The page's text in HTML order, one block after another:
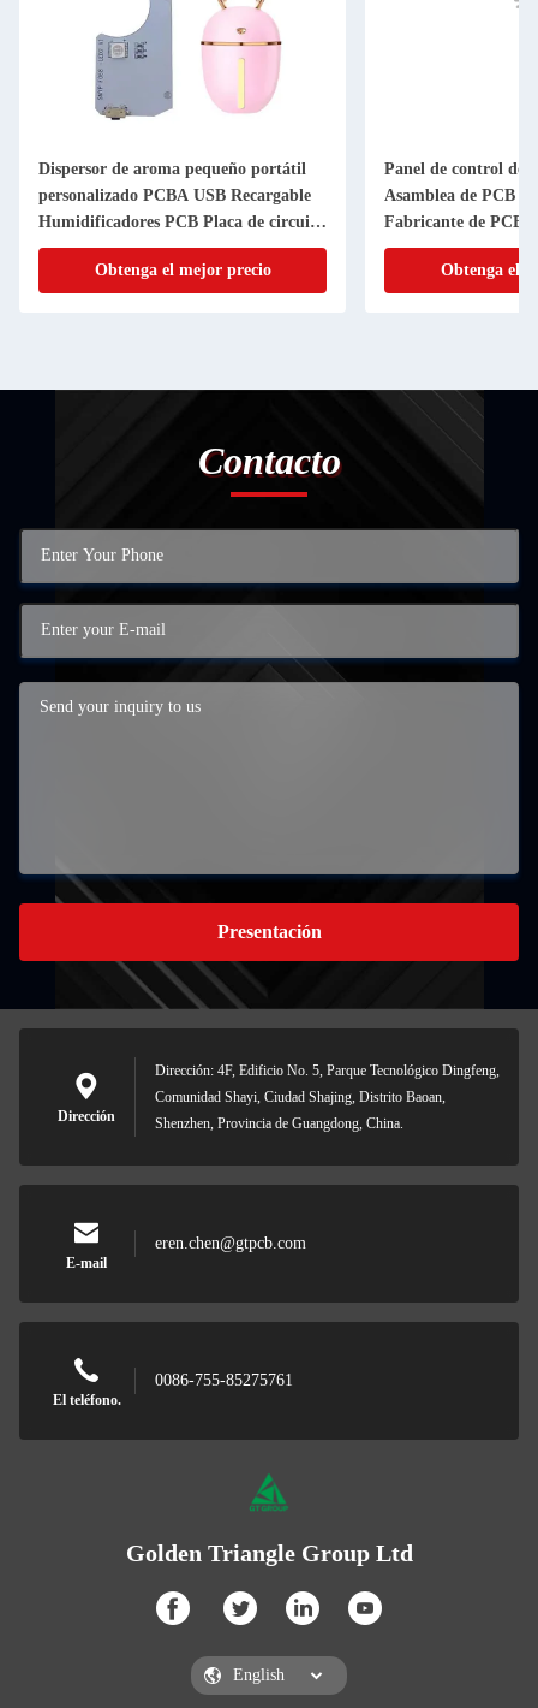
Dispersor de aroma pequeño portátil
personalizado PCBA USB Recargable
Humidificadores PCB Placa de circuito
impreso
Obtenga el mejor precio
Panel de control del
Asamblea de PCB
Fabricante de PCB
Obtenga el
Contacto
Presentación
Dirección
Dirección: 4F, Edificio No. 5, Parque Tecnológico Dingfeng,
Comunidad Shayi, Ciudad Shajing, Distrito Baoan,
Shenzhen, Provincia de Guangdong, China.
E-mail
eren.chen@gtpcb.com
El teléfono.
0086-755-85275761
Golden Triangle Group Ltd